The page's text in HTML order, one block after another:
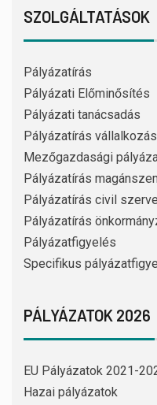
SZOLGÁLTATÁSOK
Pályázatírás
Pályázati Előminősítés
Pályázati tanácsadás
Pályázatírás
Mezőgazdasági
Pályázatírás
Pályázatírás civil
Pályázatírás
Pályázatfigyelés
Specifikus
PÁLYÁZATOK 2026
EU Pályázatok 2021-
Hazai pályázatok